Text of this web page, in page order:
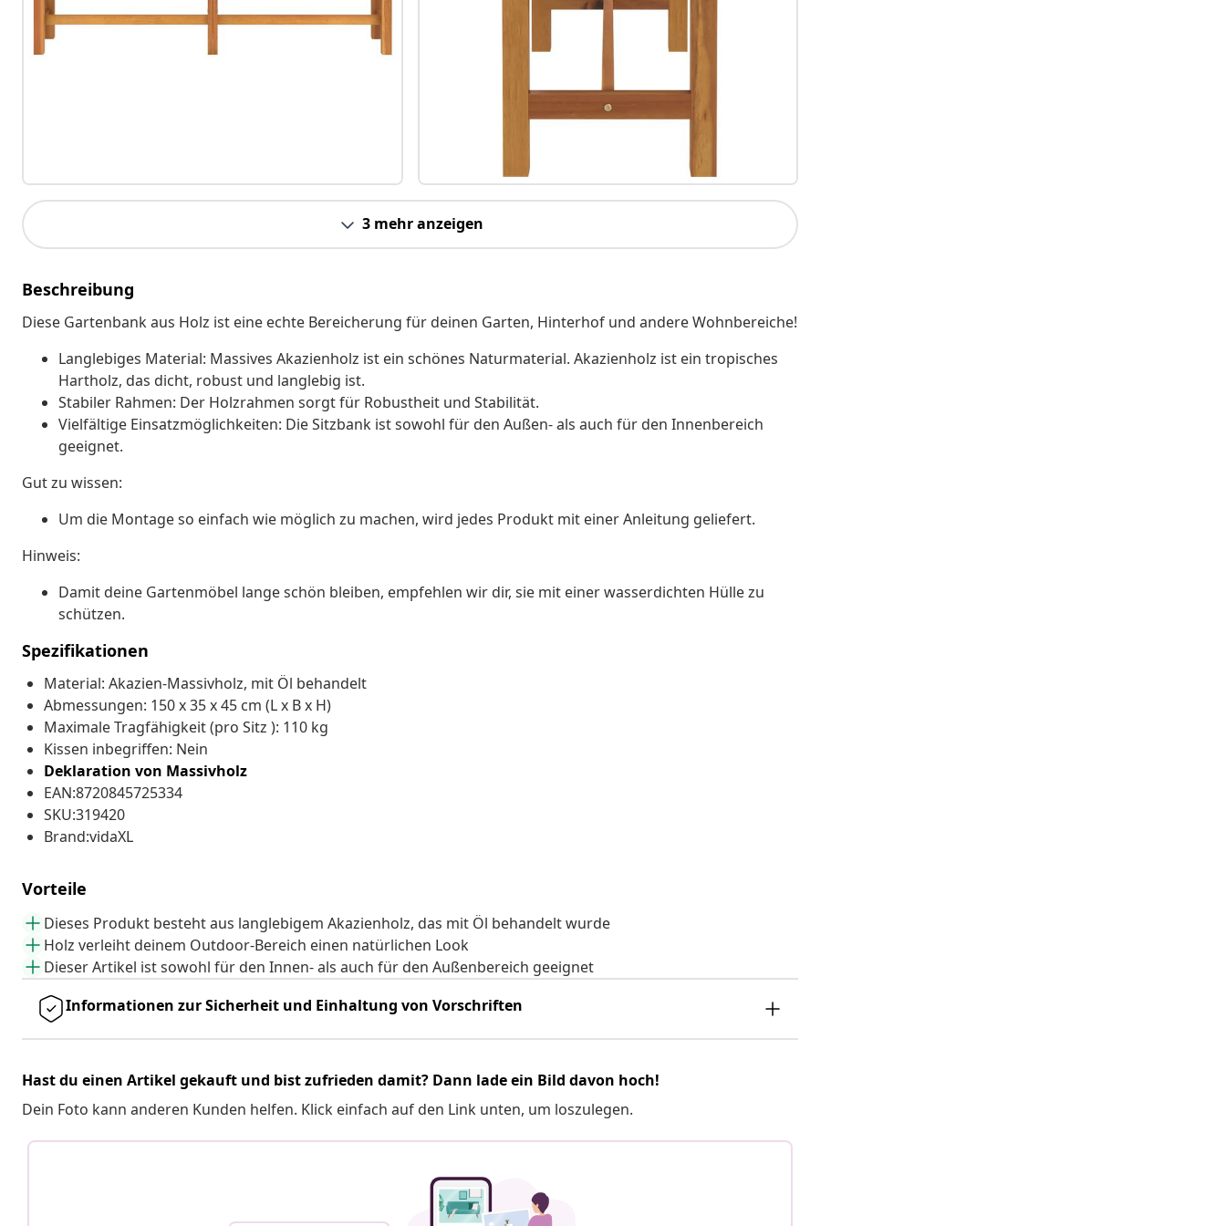
3 mehr anzeigen
Beschreibung
Diese Gartenbank aus Holz ist eine echte Bereicherung für deinen Garten, Hinterhof und andere Wohnbereiche!
Langlebiges Material: Massives Akazienholz ist ein schönes Naturmaterial. Akazienholz ist ein tropisches
Hartholz, das dicht, robust und langlebig ist.
Stabiler Rahmen: Der Holzrahmen sorgt für Robustheit und Stabilität.
Vielfältige Einsatzmöglichkeiten: Die Sitzbank ist sowohl für den Außen- als auch für den Innenbereich
geeignet.
Gut zu wissen:
Um die Montage so einfach wie möglich zu machen, wird jedes Produkt mit einer Anleitung geliefert.
Hinweis:
Damit deine Gartenmöbel lange schön bleiben, empfehlen wir dir, sie mit einer wasserdichten Hülle zu
schützen.
Spezifikationen
Material: Akazien-Massivholz, mit Öl behandelt
Abmessungen: 150 x 35 x 45 cm (L x B x H)
Maximale Tragfähigkeit (pro Sitz ): 110 kg
Kissen inbegriffen: Nein
Deklaration von Massivholz
EAN:8720845725334
SKU:319420
Brand:vidaXL
Vorteile
Dieses Produkt besteht aus langlebigem Akazienholz, das mit Öl behandelt wurde
Holz verleiht deinem Outdoor-Bereich einen natürlichen Look
Dieser Artikel ist sowohl für den Innen- als auch für den Außenbereich geeignet
Informationen zur Sicherheit und Einhaltung von Vorschriften
Hast du einen Artikel gekauft und bist zufrieden damit? Dann lade ein Bild davon hoch!
Dein Foto kann anderen Kunden helfen. Klick einfach auf den Link unten, um loszulegen.